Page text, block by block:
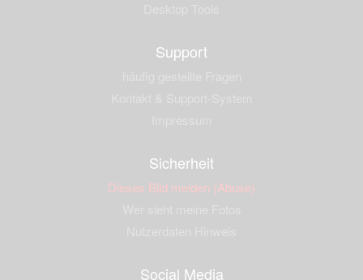
Support
Sicherheit
Dieses Bild melden (Abuse)
Social Media